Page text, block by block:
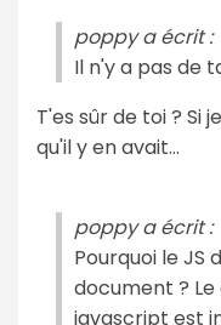
poppy a écrit :
Il n'y a pas de
T'es sûr de toi ? Si
qu'il y en avait...
poppy a écrit :
Pourquoi le JS
document ?
javascript est